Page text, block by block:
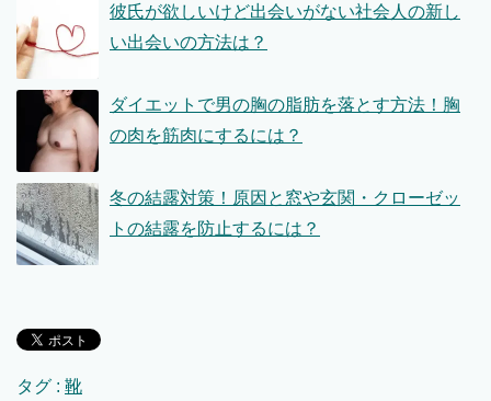
彼氏が欲しいけど出会いがない社会人の新し
い出会いの方法は？
ダイエットで男の胸の脂肪を落とす方法！胸
の肉を筋肉にするには？
冬の結露対策！原因と窓や玄関・クローゼッ
トの結露を防止するには？
タグ : 靴